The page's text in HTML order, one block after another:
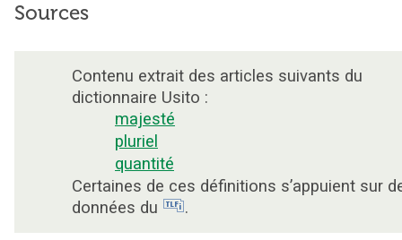
Sources
Contenu extrait des articles suivants du
dictionnaire Usito :
majesté
pluriel
quantité
Certaines de ces définitions s’appuient sur
données du
.